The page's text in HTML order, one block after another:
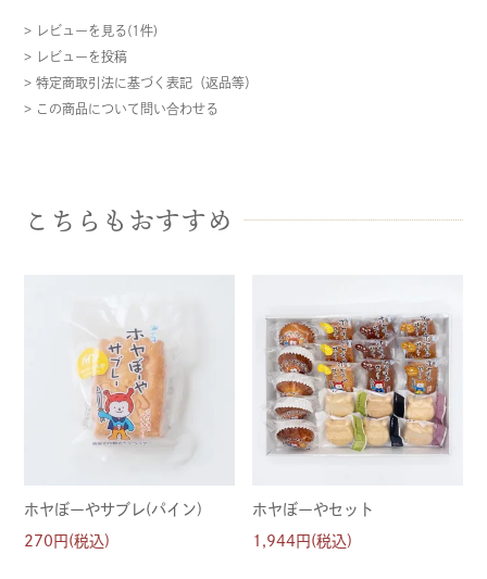
> レビューを見る(1件)
> レビューを投稿
> 特定商取引法に基づく表記（返品等）
> この商品について問い合わせる
こちらもおすすめ
ホヤぼーやサブレ(パイン)
270円(税込)
ホヤぼーやセット
1,944円(税込)